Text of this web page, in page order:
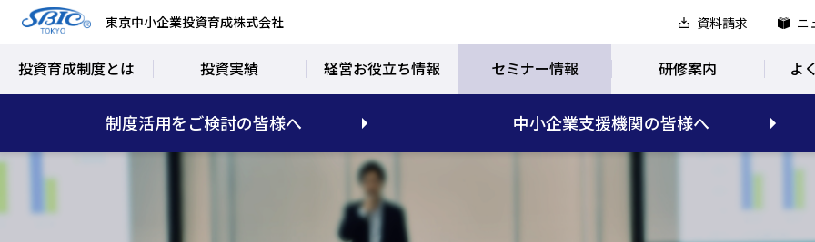
東京中小企業投資育成株式会社 資料請求 ニ
投資育成制度とは 投資実績 経営お役立ち情報 セミナー情報 研修案内 よ
制度活用をご検討の皆様へ 中小企業支援機関の皆様へ